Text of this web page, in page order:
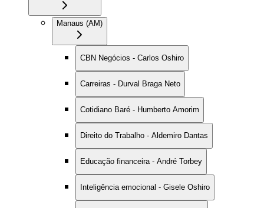
Manaus (AM)
CBN Negócios - Carlos Oshiro
Carreiras - Durval Braga Neto
Cotidiano Baré - Humberto Amorim
Direito do Trabalho - Aldemiro Dantas
Educação financeira - André Torbey
Inteligência emocional - Gisele Oshiro